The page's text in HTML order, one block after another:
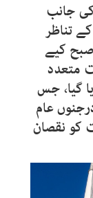
کی جانب
تناظر
صبح کیے
متعدد
گیا، جس
عام
کو نقصان